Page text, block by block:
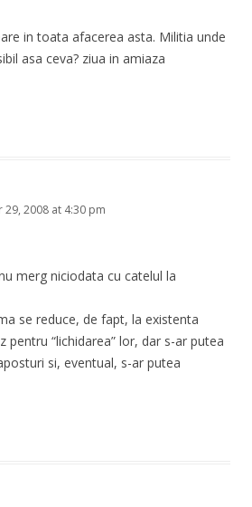
in toata afacerea asta. Militia unde
asa ceva? ziua in amiaza
29, 2008 at 4:30 pm
merg niciodata cu catelul la
se reduce, de fapt, la existenta
pentru “lichidarea” lor, dar s-ar putea
si, eventual, s-ar putea